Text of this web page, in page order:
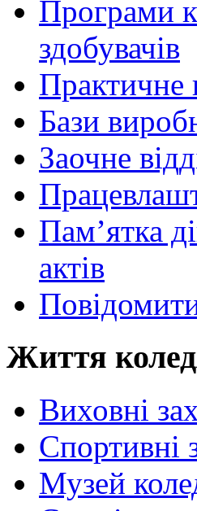
Програми
здобувачів
Практичне
Бази
Заочне
Пам’ятка
актів
Життя
Виховні
Спортивні
Музей